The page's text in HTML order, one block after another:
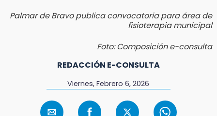
Palmar de Bravo publica convocatoria para área de
fisioterapia municipal
Foto: Composición e-consulta
REDACCIÓN E-CONSULTA
Viernes, Febrero 6, 2026